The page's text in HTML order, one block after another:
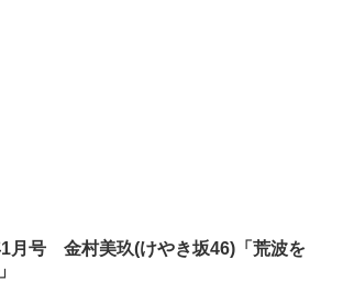
月号 金村美玖(けやき坂46)「荒波を